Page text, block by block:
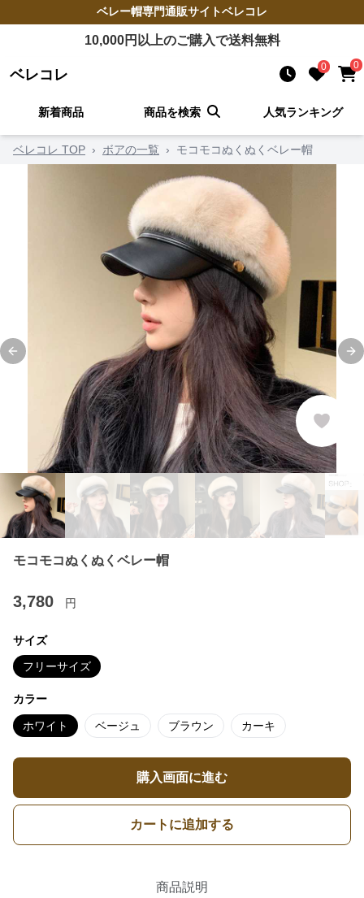
ベレー帽専門通販サイトベレコレ
10,000円以上のご購入で送料無料
ベレコレ 0 0
新着商品 商品を検索 人気ランキング
ベレコレ TOP › ボアの一覧 › モコモコぬくぬくベレー帽
Previous slide
モコモコぬくぬくベレー帽
3,780 円
サイズ
フリーサイズ
カラー
ホワイト ベージュ ブラウン カーキ
購入画面に進む
カートに追加する
商品説明